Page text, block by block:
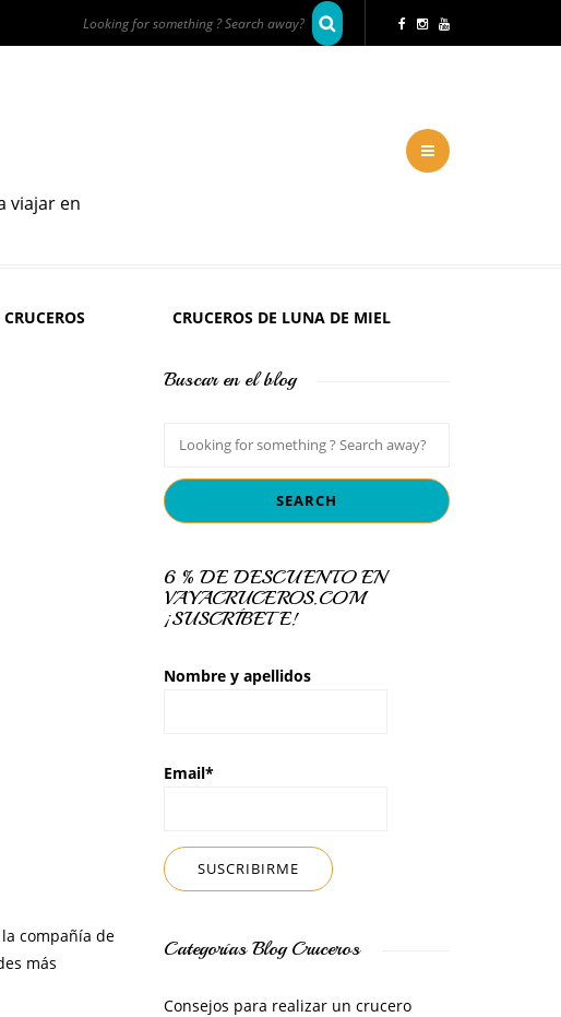
viajar en
CRUCEROS DE LUNA DE MIEL
compañía de
más
Buscar en el blog
6 % DE DESCUENTO EN
VAYACRUCEROS.COM
¡SUSCRÍBETE!
Nombre y apellidos
Email*
Categorías Blog Cruceros
Consejos para realizar un crucero